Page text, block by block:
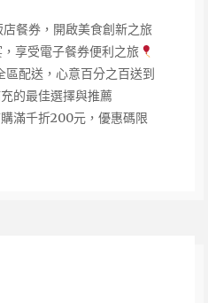
餐券，開啟美食創新之旅
享受電子餐券便利之旅
配送，心意百分之百送到
的最佳選擇與推薦
滿千折200元，優惠碼限